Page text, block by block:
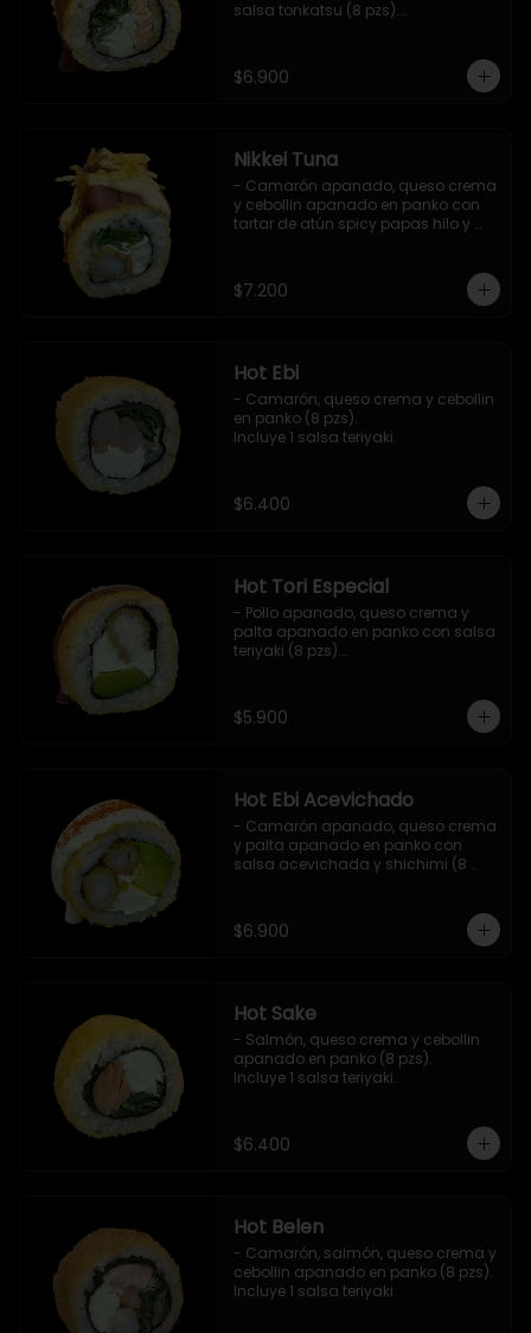
salsa tonkatsu (8 pzs).
$6.900
Nikkei Tuna
- Camarón apanado, queso crema
y cebollin apanado en panko con
tartar de atún spicy papas hilo y
$7.200
Hot Ebi
- Camarón, queso crema y cebollin
en panko (8 pzs).
Incluye 1 salsa teriyaki.
$6.400
Hot Tori Especial
- Pollo apanado, queso crema y
palta apanado en panko con salsa
teriyaki (8 pzs).
$5.900
Hot Ebi Acevichado
- Camarón apanado, queso crema
y palta apanado en panko con
salsa acevichada y shichimi (8
$6.900
Hot Sake
- Salmón, queso crema y cebollin
apanado en panko (8 pzs).
Incluye 1 salsa teriyaki.
$6.400
Hot Belen
- Camarón, salmón, queso crema y
cebollin apanado en panko (8 pzs).
Incluye 1 salsa teriyaki.